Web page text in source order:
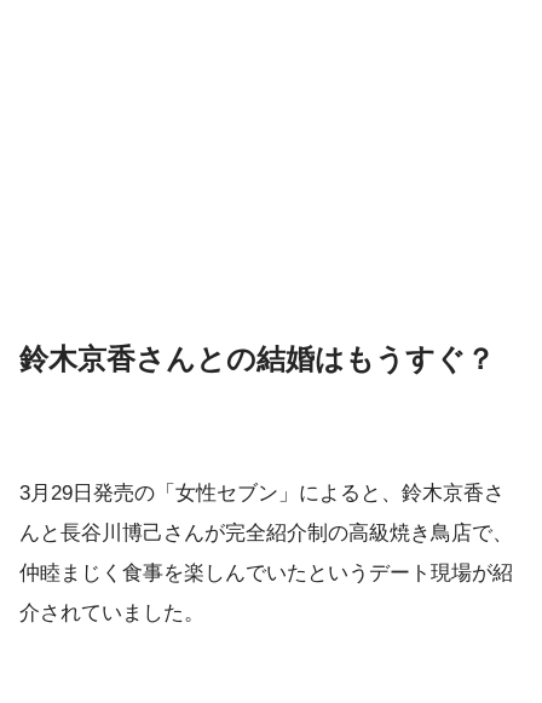
鈴木京香さんとの結婚はもうすぐ？
3月29日発売の「女性セブン」によると、鈴木京香さ
んと長谷川博己さんが完全紹介制の高級焼き鳥店で、
仲睦まじく食事を楽しんでいたというデート現場が紹
介されていました。